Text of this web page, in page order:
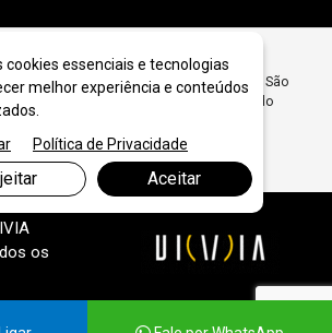
Desbaste PCD Diamantado Concreto em São
Aqui Disco de Desbaste PCD Diamantado
os
cookies essenciais e tecnologias
melhor experiência e conteúdos
Política de Privacidade
Aceitar